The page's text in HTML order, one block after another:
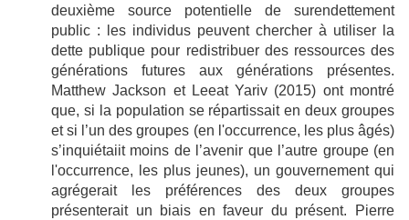
deuxième source potentielle de surendettement
public : les individus peuvent chercher à utiliser la
dette publique pour redistribuer des ressources des
générations futures aux générations présentes.
Matthew Jackson et Leeat Yariv (2015) ont montré
que, si la population se répartissait en deux groupes
et si l’un des groupes (en l'occurrence, les plus âgés)
s’inquiétaiit moins de l’avenir que l’autre groupe (en
l'occurrence, les plus jeunes), un gouvernement qui
agrégerait les préférences des deux groupes
présenterait un biais en faveur du présent. Pierre